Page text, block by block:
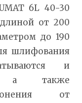
6L 40-30
от 200
до 190
шлифования
и
а также
от